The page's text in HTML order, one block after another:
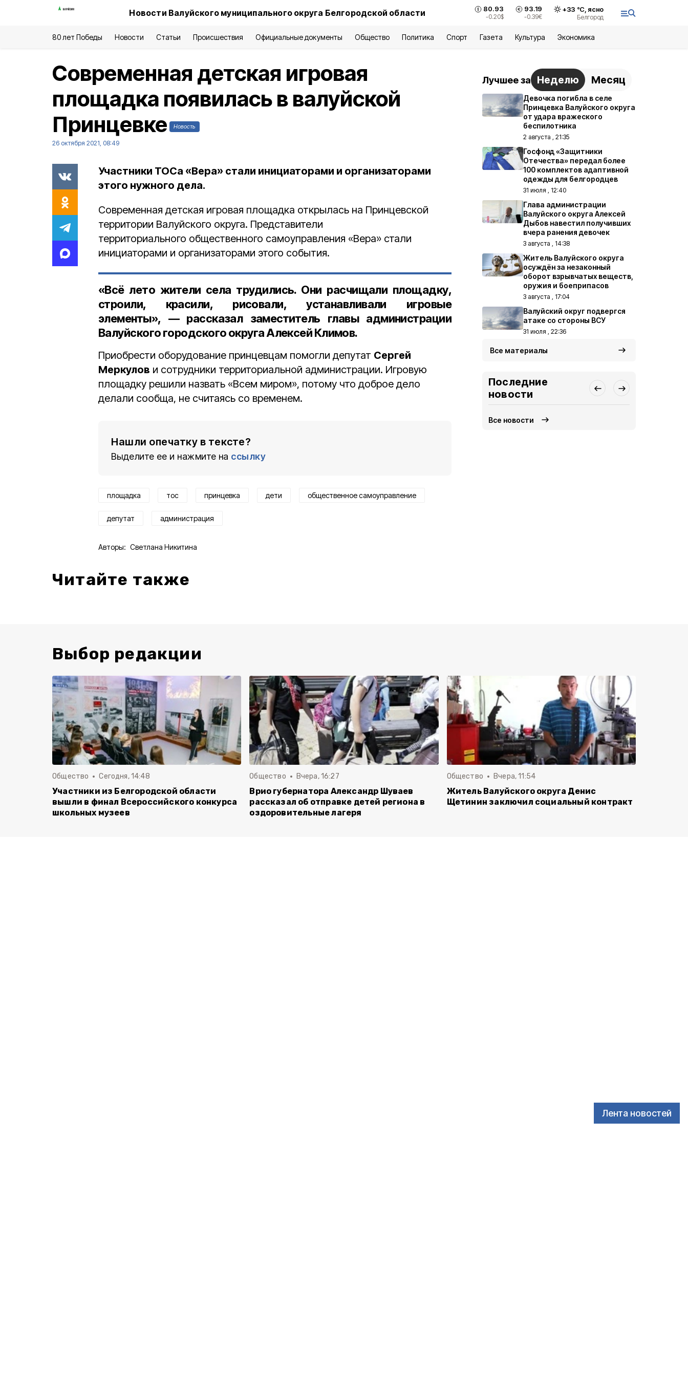
Новости Валуйского муниципального округа Белгородской области 80.93
-0.20$
93.19
-0.39€
+33 °С, ясно
Белгород
80 лет Победы Новости Статьи Происшествия Официальные документы Общество Политика Спорт Газета Культура Экономика
Лента новостей
Современная детская игровая
площадка появилась в валуйской
Принцевке
Новость
26 октября 2021, 08:49
Участники ТОСа «Вера» стали инициаторами и организаторами
этого нужного дела.
Современная детская игровая площадка открылась на Принцевской
территории Валуйского округа. Представители
территориального общественного самоуправления «Вера» стали
инициаторами и организаторами этого события.
«Всё лето жители села трудились. Они расчищали площадку,
строили, красили, рисовали, устанавливали игровые
элементы», — рассказал заместитель главы администрации
Валуйского городского округа Алексей Климов.
Приобрести оборудование принцевцам помогли депутат Сергей
Меркулов и сотрудники территориальной администрации. Игровую
площадку решили назвать «Всем миром», потому что доброе дело
делали сообща, не считаясь со временем.
Нашли опечатку в тексте?
Выделите ее и нажмите на ссылку
площадка тос принцевка дети общественное самоуправление
депутат администрация
Авторы: Светлана Никитина
Читайте также
Лучшее за Неделю Месяц
Девочка погибла в селе
Принцевка Валуйского округа
от удара вражеского
беспилотника
2 августа , 21:35
Госфонд «Защитники
Отечества» передал более
100 комплектов адаптивной
одежды для белгородцев
31 июля , 12:40
Глава администрации
Валуйского округа Алексей
Дыбов навестил получивших
вчера ранения девочек
3 августа , 14:38
Житель Валуйского округа
осуждён за незаконный
оборот взрывчатых веществ,
оружия и боеприпасов
3 августа , 17:04
Валуйский округ подвергся
атаке со стороны ВСУ
31 июля , 22:36
Все материалы
Последние
новости
Все новости
Выбор редакции
Общество Сегодня, 14:48
Участники из Белгородской области
вышли в финал Всероссийского конкурса
школьных музеев
Общество Вчера, 16:27
Врио губернатора Александр Шуваев
рассказал об отправке детей региона в
оздоровительные лагеря
Общество Вчера, 11:54
Житель Валуйского округа Денис
Щетинин заключил социальный контракт